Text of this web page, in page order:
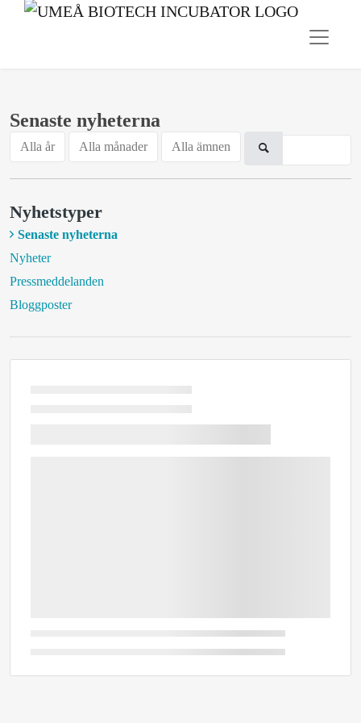
Senaste nyheterna
Alla år Alla månader Alla ämnen
Nyhetstyper
Senaste nyheterna
Nyheter
Pressmeddelanden
Bloggposter